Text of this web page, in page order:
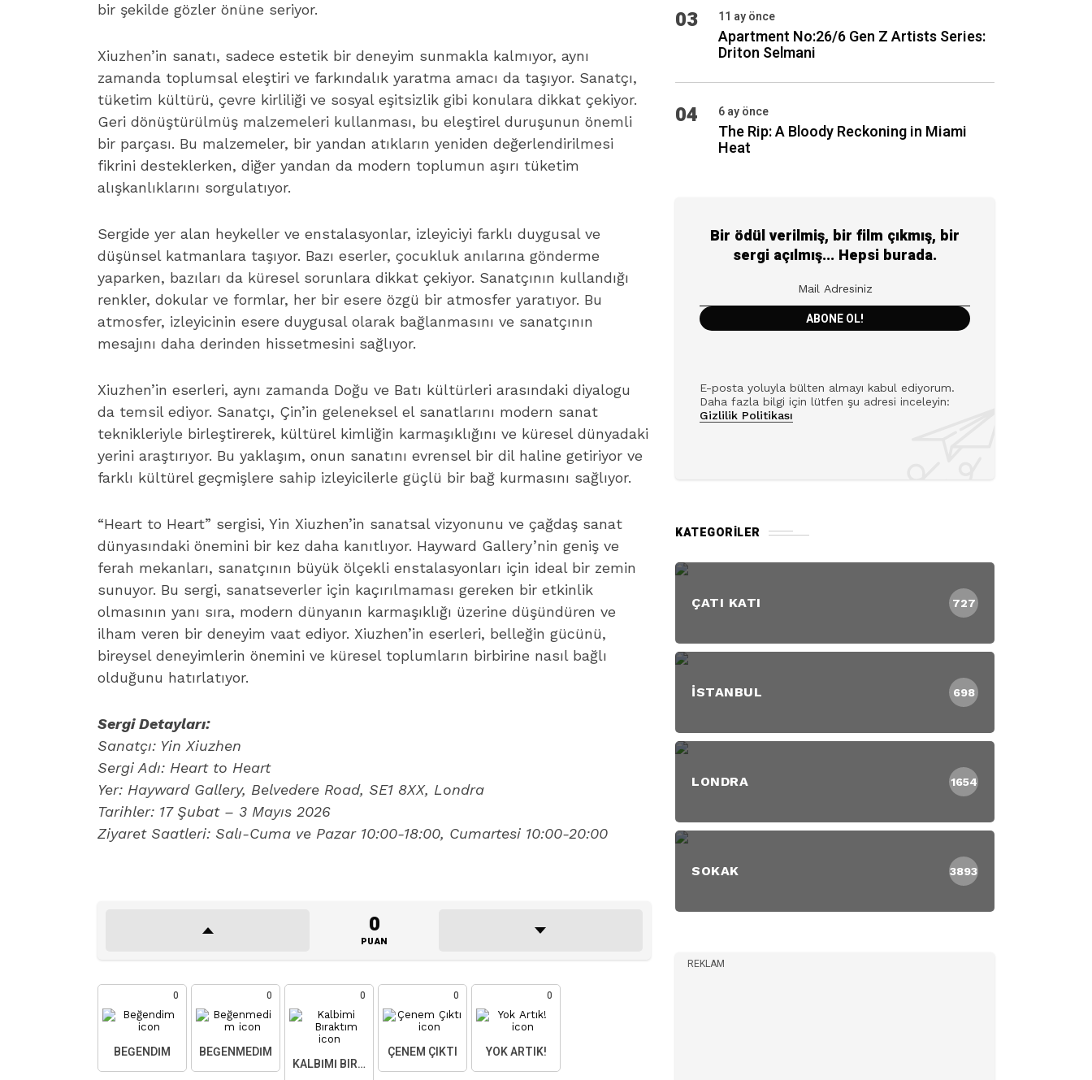
bir şekilde gözler önüne seriyor.
Xiuzhen’in sanatı, sadece estetik bir deneyim sunmakla kalmıyor, aynı
zamanda toplumsal eleştiri ve farkındalık yaratma amacı da taşıyor. Sanatçı,
tüketim kültürü, çevre kirliliği ve sosyal eşitsizlik gibi konulara dikkat çekiyor.
Geri dönüştürülmüş malzemeleri kullanması, bu eleştirel duruşunun önemli
bir parçası. Bu malzemeler, bir yandan atıkların yeniden değerlendirilmesi
fikrini desteklerken, diğer yandan da modern toplumun aşırı tüketim
alışkanlıklarını sorgulatıyor.
Sergide yer alan heykeller ve enstalasyonlar, izleyiciyi farklı duygusal ve
düşünsel katmanlara taşıyor. Bazı eserler, çocukluk anılarına gönderme
yaparken, bazıları da küresel sorunlara dikkat çekiyor. Sanatçının kullandığı
renkler, dokular ve formlar, her bir esere özgü bir atmosfer yaratıyor. Bu
atmosfer, izleyicinin esere duygusal olarak bağlanmasını ve sanatçının
mesajını daha derinden hissetmesini sağlıyor.
Xiuzhen’in eserleri, aynı zamanda Doğu ve Batı kültürleri arasındaki diyalogu
da temsil ediyor. Sanatçı, Çin’in geleneksel el sanatlarını modern sanat
teknikleriyle birleştirerek, kültürel kimliğin karmaşıklığını ve küresel dünyadaki
yerini araştırıyor. Bu yaklaşım, onun sanatını evrensel bir dil haline getiriyor ve
farklı kültürel geçmişlere sahip izleyicilerle güçlü bir bağ kurmasını sağlıyor.
“Heart to Heart” sergisi, Yin Xiuzhen’in sanatsal vizyonunu ve çağdaş sanat
dünyasındaki önemini bir kez daha kanıtlıyor. Hayward Gallery’nin geniş ve
ferah mekanları, sanatçının büyük ölçekli enstalasyonları için ideal bir zemin
sunuyor. Bu sergi, sanatseverler için kaçırılmaması gereken bir etkinlik
olmasının yanı sıra, modern dünyanın karmaşıklığı üzerine düşündüren ve
ilham veren bir deneyim vaat ediyor. Xiuzhen’in eserleri, belleğin gücünü,
bireysel deneyimlerin önemini ve küresel toplumların birbirine nasıl bağlı
olduğunu hatırlatıyor.
Sergi Detayları:
Sanatçı: Yin Xiuzhen
Sergi Adı: Heart to Heart
Yer: Hayward Gallery, Belvedere Road, SE1 8XX, Londra
Tarihler: 17 Şubat – 3 Mayıs 2026
Ziyaret Saatleri: Salı-Cuma ve Pazar 10:00-18:00, Cumartesi 10:00-20:00
0
PUAN
0
BEĞENDIM
0
BEĞENMEDIM
0
KALBIMI BIRAKTIM
0
ÇENEM ÇIKTI
0
YOK ARTIK!
03 11 ay önce
Apartment No:26/6 Gen Z Artists Series:
Driton Selmani
04 6 ay önce
The Rip: A Bloody Reckoning in Miami
Heat
Bir ödül verilmiş, bir film çıkmış, bir
sergi açılmış... Hepsi burada.
E-posta yoluyla bülten almayı kabul ediyorum.
Daha fazla bilgi için lütfen şu adresi inceleyin:
Gizlilik Politikası
KATEGORILER
ÇATI KATI 727
İSTANBUL 698
LONDRA 1654
SOKAK 3893
REKLAM